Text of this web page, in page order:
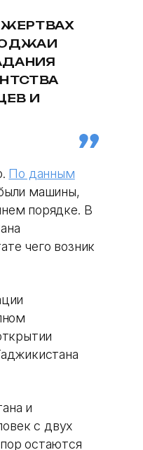
И
По данным
машины,
порядке. В
чего возник
и
с двух
остаются